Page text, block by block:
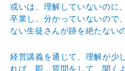
或いは、理解していないのに
卒業し、分かっていないので
ない生徒さんが跡を絶たない
経営講義を通じて、理解が少
れば、即、質問をして、聞く